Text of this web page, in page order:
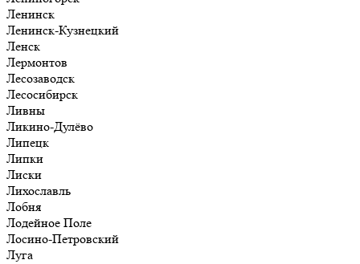
Ленинск
Ленинск-Кузнецкий
Ленск
Лермонтов
Лесозаводск
Лесосибирск
Ливны
Ликино-Дулёво
Липецк
Липки
Лиски
Лихославль
Лобня
Лодейное Поле
Лосино-Петровский
Луга